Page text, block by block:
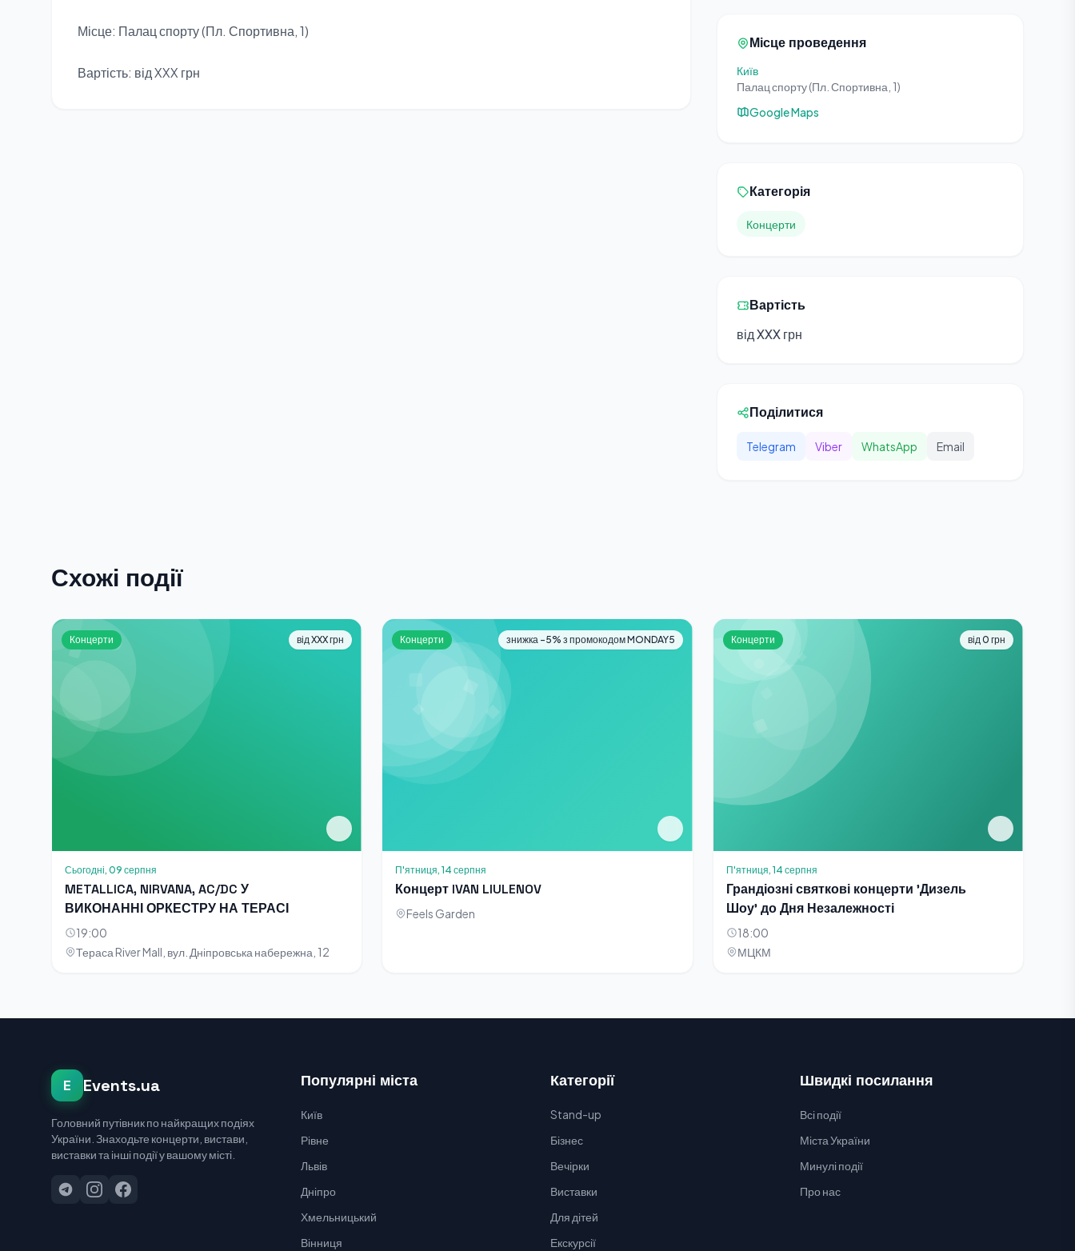
Місце: Палац спорту (Пл. Спортивна, 1)
Вартість: від XXX грн
Місце проведення
Київ
Палац спорту (Пл. Спортивна, 1)
Google Maps
Категорія
Концерти
Вартість
від XXX грн
Поділитися
Telegram Viber WhatsApp Email
Схожі події
Концерти від XXX грн
Сьогодні, 09 серпня
METALLICA, NIRVANA, AC/DC У
ВИКОНАННІ ОРКЕСТРУ НА ТЕРАСІ
19:00
Тераса River Mall, вул. Дніпровська набережна, 12
Концерти знижка -5% з промокодом MONDAY5
П'ятниця, 14 серпня
Концерт IVAN LIULENOV
Feels Garden
Концерти від 0 грн
П'ятниця, 14 серпня
Грандіозні святкові концерти 'Дизель
Шоу' до Дня Незалежності
18:00
МЦКМ
E Events.ua
Головний путівник по найкращих подіях
України. Знаходьте концерти, вистави,
виставки та інші події у вашому місті.
Популярні міста
Київ
Рівне
Львів
Дніпро
Хмельницький
Вінниця
Категорії
Stand-up
Бізнес
Вечірки
Виставки
Для дітей
Екскурсії
Швидкі посилання
Всі події
Міста України
Минулі події
Про нас